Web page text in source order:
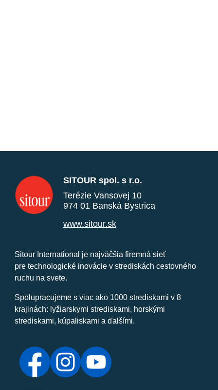
SITOUR spol. s r.o.
Terézie Vansovej 10
974 01 Banská Bystrica
www.sitour.sk
Sitour International je najväčšia firemná sieť
pre technologické inovácie v strediskách cestovného
ruchu na svete.
Spolupracujeme s viac ako 1000 strediskami v 8
krajinách: lyžiarskymi strediskami, horskými
strediskami, kúpaliskami a ďalšími.